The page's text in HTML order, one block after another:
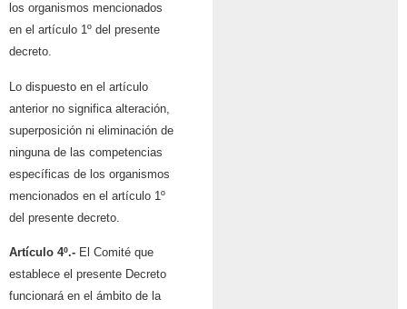
los organismos mencionados
en el artículo 1º del presente
decreto.
Lo dispuesto en el artículo
anterior no significa alteración,
superposición ni eliminación de
ninguna de las competencias
específicas de los organismos
mencionados en el artículo 1º
del presente decreto.
Artículo 4º.- El Comité que
establece el presente Decreto
funcionará en el ámbito de la